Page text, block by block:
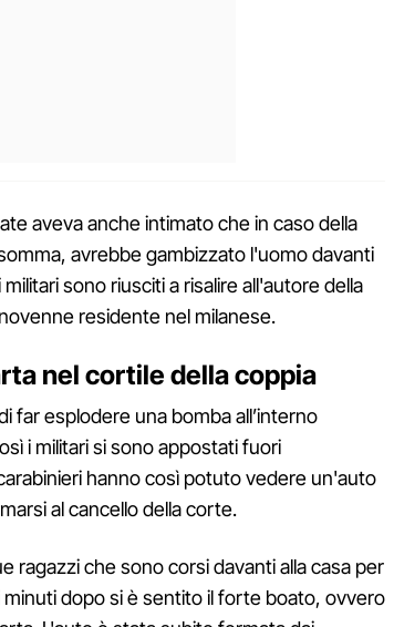
aveva anche intimato che in caso della
avrebbe gambizzato l'uomo davanti
sono riusciti a risalire all'autore della
residente nel milanese.
nel cortile della coppia
far esplodere una bomba all’interno
i militari si sono appostati fuori
hanno così potuto vedere un'auto
al cancello della corte.
ragazzi che sono corsi davanti alla casa per
minuti dopo si è sentito il forte boato, ovvero